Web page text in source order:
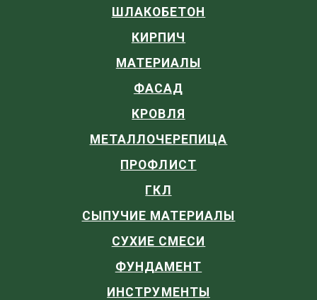
ШЛАКОБЕТОН
КИРПИЧ
МАТЕРИАЛЫ
ФАСАД
КРОВЛЯ
МЕТАЛЛОЧЕРЕПИЦА
ПРОФЛИСТ
ГКЛ
СЫПУЧИЕ МАТЕРИАЛЫ
СУХИЕ СМЕСИ
ФУНДАМЕНТ
ИНСТРУМЕНТЫ